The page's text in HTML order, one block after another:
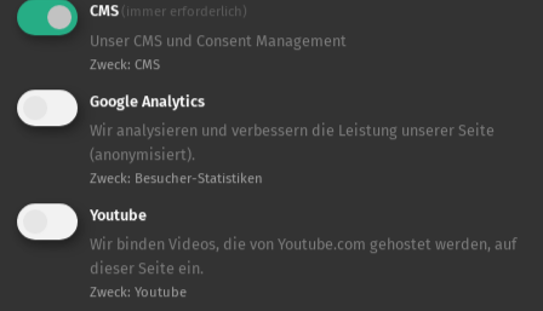
FACTS
Zielgruppe:
Mädchen
Alter ab 4 Jahre
Markenkern:
Mit hochwertigen Geschichten eines Themen-Mix
aus Prinzessinnendasein und Pferdeabenteuern
sowie der spielerischen Vermittlung von
CMS (immer erforderlich)
Unser CMS und Consent Management
Zweck: CMS
Google Analytics
Wir analysieren und verbessern die Leistung unserer Seite
(anonymisiert).
Zweck: Besucher-Statistiken
Youtube
Wir binden Videos, die von Youtube.com gehostet werden, auf
dieser Seite ein.
Zweck: Youtube